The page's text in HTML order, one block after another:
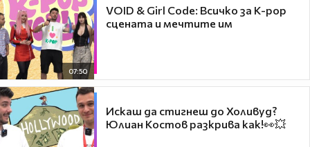
07:50
VOID & Girl Code: Всичко за K-pop
сцената и мечтите им
Искаш да стигнеш до Холивуд?
Юлиан Костов разкрива как!👀💥